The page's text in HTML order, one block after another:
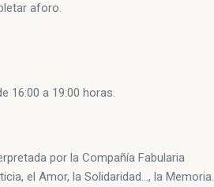
aforo.
16:00 a 19:00 horas.
por la Compañía Fabularia
el Amor, la Solidaridad…, la Memoria.